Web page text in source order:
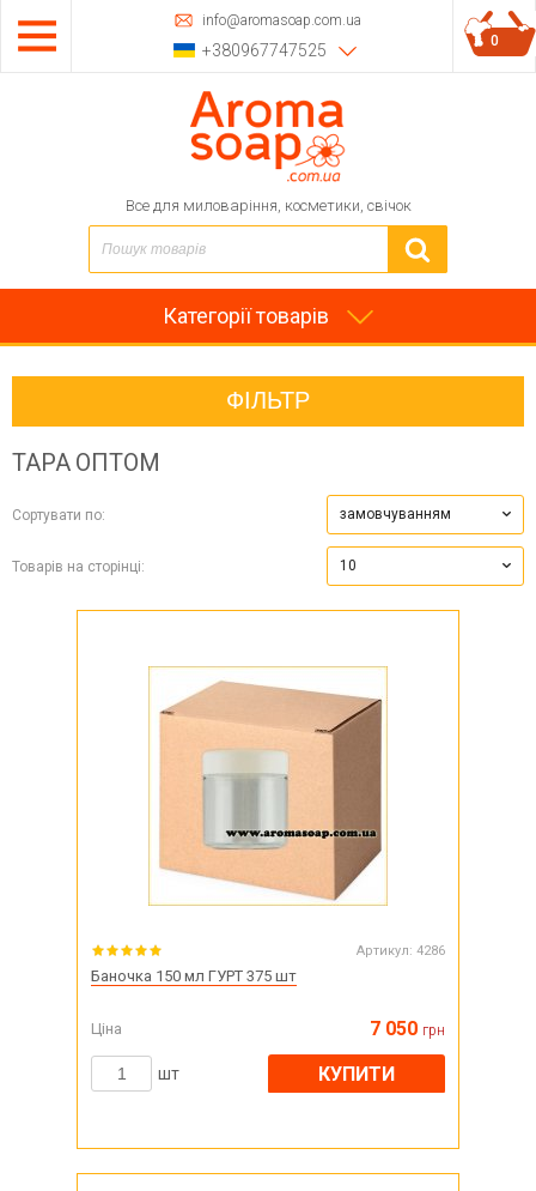
info@aromasoap.com.ua
+380967747525
Все для миловаріння, косметики, свічок
0
Категорії товарів
ФІЛЬТР
ТАРА ОПТОМ
Сортувати по: замовчуванням
Товарів на сторінці: 10
Артикул: 4286
Баночка 150 мл ГУРТ 375 шт
Ціна 7 050 грн
шт КУПИТИ